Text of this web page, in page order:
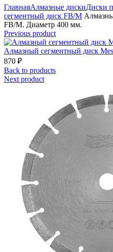
ГлавнаяАлмазные дискиДиски
сегментный диск FB/M
FB/M. Диаметр 400 мм.
Previous product
Алмазный сегментный диск
870 ₽
Back to products
Next product